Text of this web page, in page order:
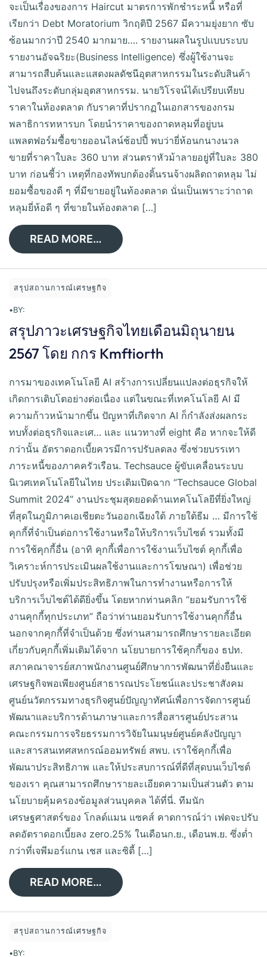
จะเป็นเรื่องของการ Haircut มาตรการพักชำระหนี้ หรือที่
เรียกว่า Debt Moratorium วิกฤติปี 2567 มีความยุ่งยาก ซับ
ซ้อนมากว่าปี 2540 มากมาย…. รายงานผลในรูปแบบระบบ
รายงานอัจฉริยะ(Business Intelligence) ซึ่งผู้ใช้งานจะ
สามารถสืบค้นและแสดงผลดัชนีอุตสาหกรรมในระดับสินค้า
ไปจนถึงระดับกลุ่มอุตสาหกรรม. นายวิโรจน์ได้เปรียบเทียบ
ราคาในท้องตลาด กับราคาที่ปรากฏในเอกสารของกรม
พลาธิการทหารบก โดยนำราคาของถาดหลุมที่อยู่บน
แพลตฟอร์มซื้อขายออนไลน์ช้อปปี้ พบว่ายี่ห้อนกนางนวล
ขายที่ราคาใบละ 360 บาท ส่วนตราหัวม้าลายอยู่ที่ใบละ 380
บาท ก่อนชี้ว่า เหตุที่กองทัพบกต้องดิ้นรนจ้างผลิตถาดหลุม ไม่
ยอมซื้อของดี ๆ ที่มีขายอยู่ในท้องตลาด นั่นเป็นเพราะว่าถาด
หลุมยี่ห้อดี ๆ ที่ขายในท้องตลาด […]
READ MORE…
สรุปสถานการณ์เศรษฐกิจ
•BY:
สรุปภาวะเศรษฐกิจไทยเดือนมิถุนายน
2567 โดย กกร Kmftiorth
การมาของเทคโนโลยี AI สร้างการเปลี่ยนแปลงต่อธุรกิจให้
เกิดการเติบโตอย่างต่อเนื่อง แต่ในขณะที่เทคโนโลยี AI มี
ความก้าวหน้ามากขึ้น ปัญหาที่เกิดจาก AI ก็กำลังส่งผลกระ
ทบทั้งต่อธุรกิจและเศ… และ แนวทางที่ eight คือ หากจะให้ดี
กว่านั้น อัตราดอกเบี้ยควรมีการปรับลดลง ซึ่งช่วยบรรเทา
ภาระหนี้ของภาคครัวเรือน. Techsauce ผู้ขับเคลื่อนระบบ
นิเวศเทคโนโลยีในไทย ประเดิมเปิดฉาก “Techsauce Global
Summit 2024” งานประชุมสุดยอดด้านเทคโนโลยีที่ยิ่งใหญ่
ที่สุดในภูมิภาคเอเชียตะวันออกเฉียงใต้ ภายใต้ธีม … มีการใช้
คุกกี้ที่จำเป็นต่อการใช้งานหรือให้บริการเว็บไซต์ รวมทั้งมี
การใช้คุกกี้อื่น (อาทิ คุกกี้เพื่อการใช้งานเว็บไซต์ คุกกี้เพื่อ
วิเคราะห์การประเมินผลใช้งานและการโฆษณา) เพื่อช่วย
ปรับปรุงหรือเพิ่มประสิทธิภาพในการทำงานหรือการให้
บริการเว็บไซต์ได้ดียิ่งขึ้น โดยหากท่านคลิก “ยอมรับการใช้
งานคุกกี้ทุกประเภท” ถือว่าท่านยอมรับการใช้งานคุกกี้อื่น
นอกจากคุกกี้ที่จำเป็นด้วย ซึ่งท่านสามารถศึกษารายละเอียด
เกี่ยวกับคุกกี้เพิ่มเติมได้จาก นโยบายการใช้คุกกี้ของ ธปท.
สภาคณาจารย์สภาพนักงานศูนย์ศึกษาการพัฒนาที่ยั่งยืนและ
เศรษฐกิจพอเพียงศูนย์สาธารณประโยชน์และประชาสังคม
ศูนย์นวัตกรรมทางธุรกิจศูนย์ปัญญาทัศน์เพื่อการจัดการศูนย์
พัฒนาและบริการด้านภาษาและการสื่อสารศูนย์ประสาน
คณะกรรมการจริยธรรมการวิจัยในมนุษย์ศูนย์คลังปัญญา
และสารสนเทศสหกรณ์ออมทรัพย์ สพบ. เราใช้คุกกี้เพื่อ
พัฒนาประสิทธิภาพ และให้ประสบการณ์ที่ดีที่สุดบนเว็บไซต์
ของเรา คุณสามารถศึกษารายละเอียดความเป็นส่วนตัว ตาม
นโยบายคุ้มครองข้อมูลส่วนบุคคล ได้ที่นี่. ทีมนัก
เศรษฐศาสตร์ของ โกลด์แมน แซคส์ คาดการณ์ว่า เฟดจะปรับ
ลดอัตราดอกเบี้ยลง zero.25% ในเดือนก.ย., เดือนพ.ย. ซึ่งต่ำ
กว่าที่เจพีมอร์แกน เชส และซิตี้ […]
READ MORE…
สรุปสถานการณ์เศรษฐกิจ
•BY: